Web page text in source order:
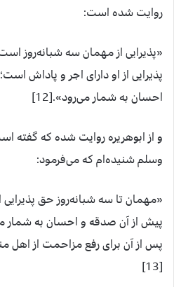
روایت شده است:
«پذیرایی از مهمان سه شبانه‌روز
پذیرایی از او دارای اجر و پاداش
احسان به شمار می‌رود».[12]
و از ابوهریره روایت شده که گفته
وسلم شنیده‌ام که می‌فرمود:
«مهمان تا سه شبانه‌روز حق
پیش از آن صدقه و احسان به شمار
پس از آن برای رفع مزاحمت از اهل
[13]